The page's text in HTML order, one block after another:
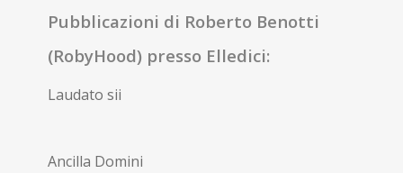
Pubblicazioni di Roberto Benotti
(RobyHood) presso Elledici:
Laudato sii
Ancilla Domini